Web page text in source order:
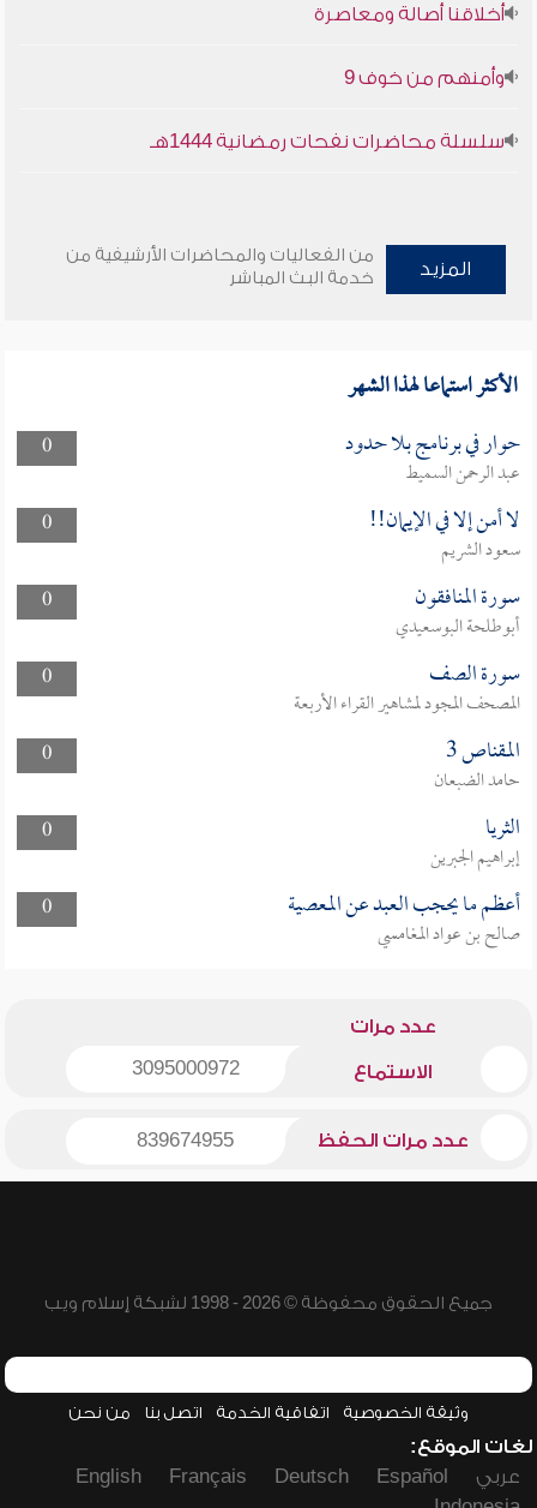
أخلاقنا أصالة ومعاصرة
وأمنهم من خوف 9
سلسلة محاضرات نفحات رمضانية 1444هـ
المزيد
من الفعاليات والمحاضرات الأرشيفية من
خدمة البث المباشر
الأكثر استماعا لهذا الشهر
0 حوار في برنامج بلا حدود
عبد الرحمن السميط
0
لا أمن إلا في الإيمان!!
سعود الشريم
0
سورة المنافقون
أبوطلحة البوسعيدي
0
سورة الصف
المصحف المجود لمشاهير القراء الأربعة
0
المقناص 3
حامد الضبعان
0
الثريا
إبراهيم الجبرين
0
أعظم ما يحجب العبد عن المعصية
صالح بن عواد المغامسي
عدد مرات
الاستماع 3095000972
عدد مرات الحفظ 839674955
جميع الحقوق محفوظة © 2026 - 1998 لشبكة إسلام ويب
وثيقة الخصوصية اتفاقية الخدمة اتصل بنا من نحن
لغات الموقع:
عربي
Español
Deutsch
Français
English